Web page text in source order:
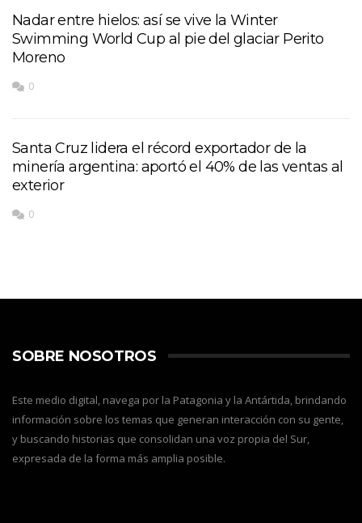
Nadar entre hielos: así se vive la Winter
Swimming World Cup al pie del glaciar Perito
Moreno
0
Santa Cruz lidera el récord exportador de la
minería argentina: aportó el 40% de las ventas al
exterior
0
SOBRE NOSOTROS
Este medio digital, navega por la Patagonia y la Antártida, brindando
información sobre los temas que generan interacción con su gente,
y buscando historias que consolidan una voz propia del Sur,
expresada de la forma más amplia posible.